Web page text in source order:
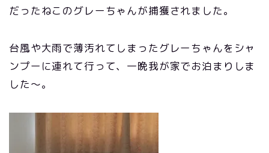
だったねこのグレーちゃんが捕獲されました。
台風や大雨で薄汚れてしまったグレーちゃんをシャ
ンプーに連れて行って、一晩我が家でお泊まりしま
した〜。